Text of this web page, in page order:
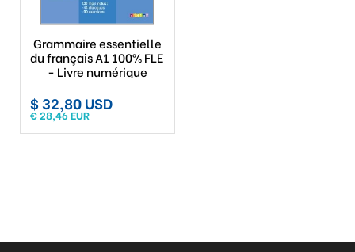
Grammaire essentielle
du français A1 100% FLE
- Livre numérique
$ 32,80 USD
€ 28,46 EUR